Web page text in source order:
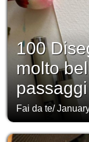
100
molto
Fai da te/